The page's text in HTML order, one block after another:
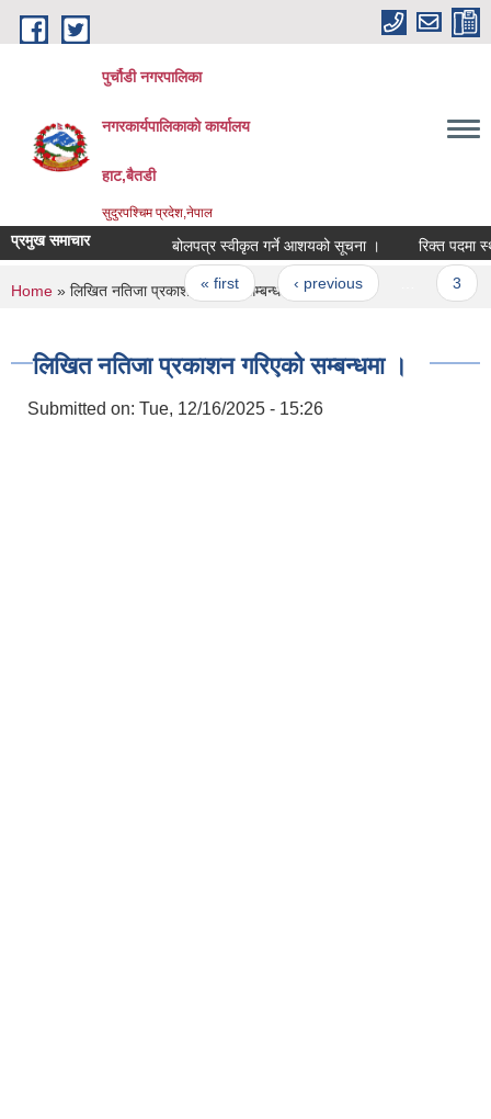
Skip to main content
पुर्चौडी नगरपालिका
नगरकार्यपालिकाकाे कार्यालय
हाट,बैतडी
सुदुरपश्चिम प्रदेश,नेपाल
प्रमुख समाचार बोलपत्र स्वीकृत गर्ने आशयको सूचना । रिक्त पदमा
Pages
« first ‹ previous
You are here
Home » लिखित नतिजा प्रकाशन गरिएको सम्बन्धमा ।
लिखित नतिजा प्रकाशन गरिएको सम्बन्धमा ।
Submitted on: Tue, 12/16/2025 - 15:26